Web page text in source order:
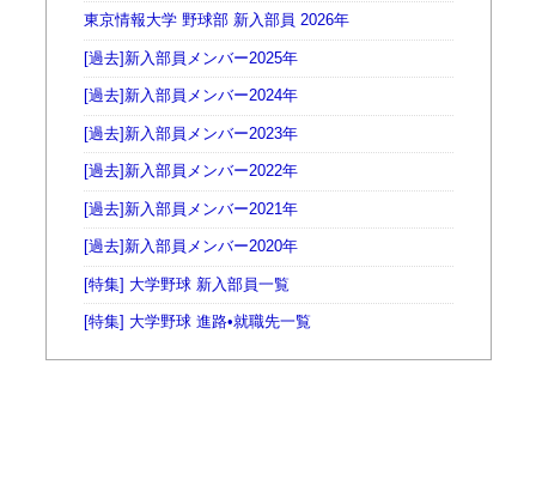
東京情報大学 野球部 新入部員 2026年
[過去]新入部員メンバー2025年
[過去]新入部員メンバー2024年
[過去]新入部員メンバー2023年
[過去]新入部員メンバー2022年
[過去]新入部員メンバー2021年
[過去]新入部員メンバー2020年
[特集] 大学野球 新入部員一覧
[特集] 大学野球 進路•就職先一覧